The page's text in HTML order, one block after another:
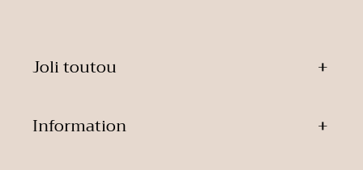
Joli toutou
Information